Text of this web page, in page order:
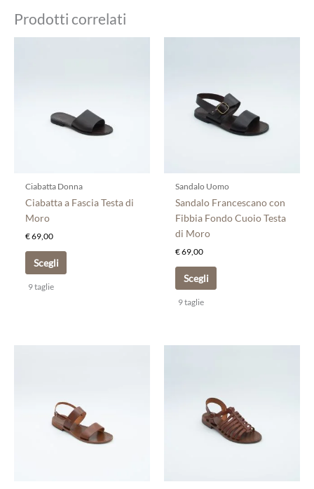
Prodotti correlati
Ciabatta Donna
Ciabatta a Fascia Testa di
Moro
€69,00
Scegli
Le
opzioni
scelte
nella
9 taglie
Sandalo Uomo
Sandalo Francescano con
Fibbia Fondo Cuoio Testa
di Moro
€69,00
Scegli
varianti.
Le
opzioni
scelte
nella
pagina
9 taglie
varianti.
Le
opzioni
più
varianti.
Le
opzioni